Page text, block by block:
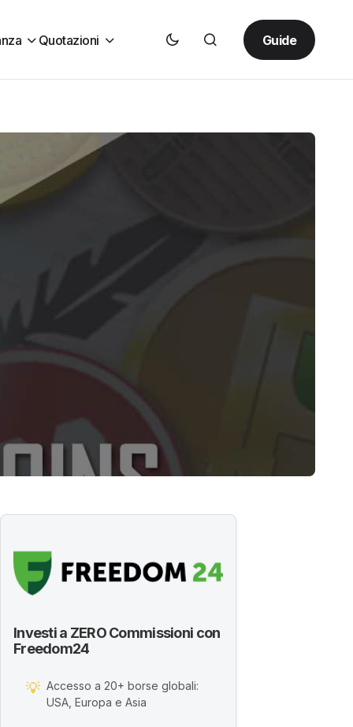
Quotazioni Guide
Investi a ZERO Commissioni con
Freedom24
💡 Accesso a 20+ borse globali:
USA, Europa e Asia